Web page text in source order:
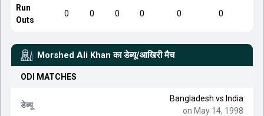
Run
Outs
0 0 0 0 0 0
Morshed Ali Khan का डेब्यू/आखिरी मैच
ODI MATCHES
डेब्यू
Bangladesh vs India
on May 14, 1998